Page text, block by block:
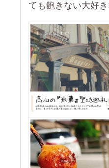
ても飽きない大好き